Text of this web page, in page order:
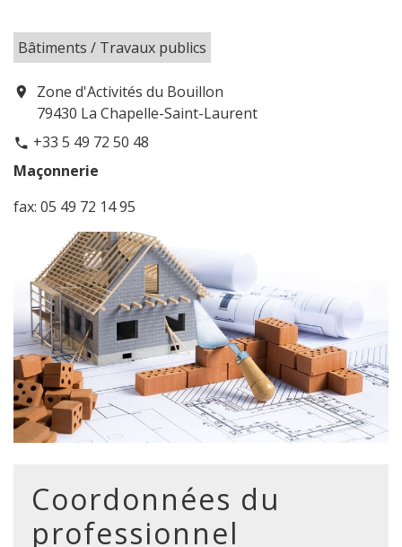
Bâtiments / Travaux publics
location_on
Zone d'Activités du Bouillon
79430 La Chapelle-Saint-Laurent
phone +33 5 49 72 50 48
Maçonnerie
fax: 05 49 72 14 95
Coordonnées du
professionnel